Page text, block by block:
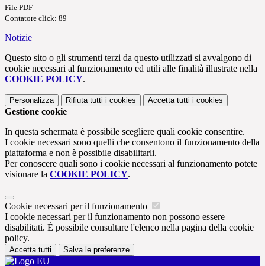
File PDF
Contatore click: 89
Notizie
Questo sito o gli strumenti terzi da questo utilizzati si avvalgono di
cookie necessari al funzionamento ed utili alle finalità illustrate nella
COOKIE POLICY.
Personalizza Rifiuta tutti i cookies Accetta tutti i cookies
Gestione cookie
In questa schermata è possibile scegliere quali cookie consentire.
I cookie necessari sono quelli che consentono il funzionamento della
piattaforma e non è possibile disabilitarli.
Per conoscere quali sono i cookie necessari al funzionamento potete
visionare la COOKIE POLICY.
Cookie necessari per il funzionamento
I cookie necessari per il funzionamento non possono essere
disabilitati. È possibile consultare l'elenco nella pagina della cookie
policy.
Accetta tutti Salva le preferenze